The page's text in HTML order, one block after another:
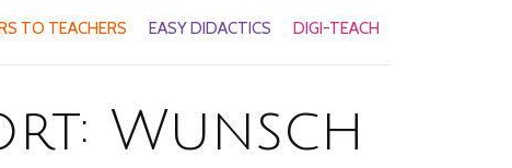
TO TEACHERS EASY DIDACTICS DIGI-TEACH
Wunsch